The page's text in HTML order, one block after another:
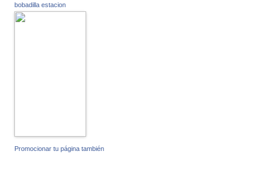
bobadilla estacion
Promocionar tu página también